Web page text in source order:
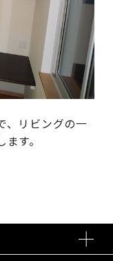
、リビングの一
す。